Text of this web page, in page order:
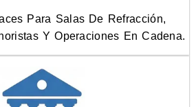
Para Salas De Refracción,
Y Operaciones En Cadena.